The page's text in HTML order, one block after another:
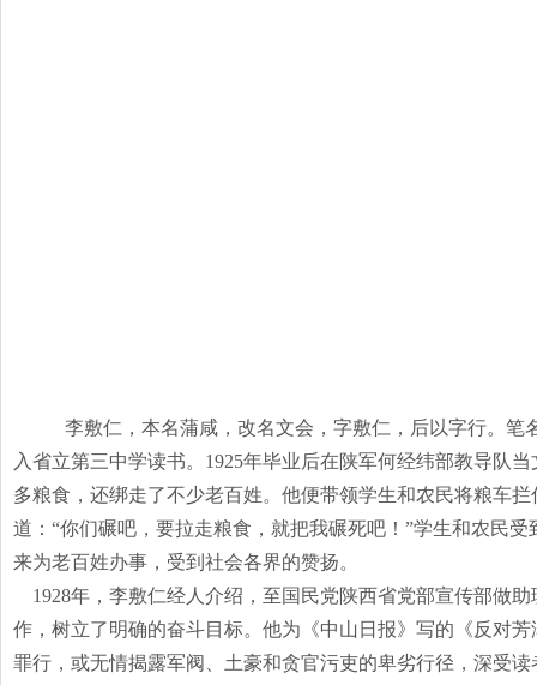
李敷仁，本名蒲咸，改名文会，字敷仁，后以字行。笔
入省立第三中学读书。 1925年毕业后在陕军何经纬部教导队
多粮食，还绑走了不少老百姓。他便带领学生和农民将粮车
道：“你们碾吧，要拉走粮食，就把我碾死吧！”学生和农民
来为老百姓办事，受到社会各界的赞扬。
1928年，李敷仁经人介绍，至国民党陕西省党部宣传部做
作，树立了明确的奋斗目标。他为《中山日报》写的《反对
罪行，或无情揭露军阀、土豪和贪官污吏的卑劣行径，深受读